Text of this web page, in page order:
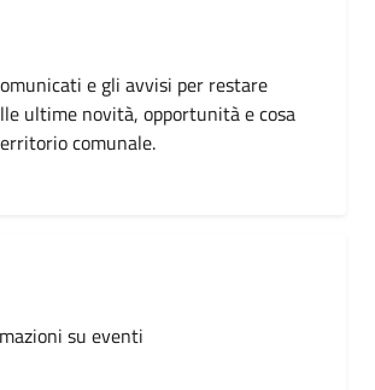
e gli avvisi per restare
ultime novità, opportunità e cosa
comunale.
su eventi